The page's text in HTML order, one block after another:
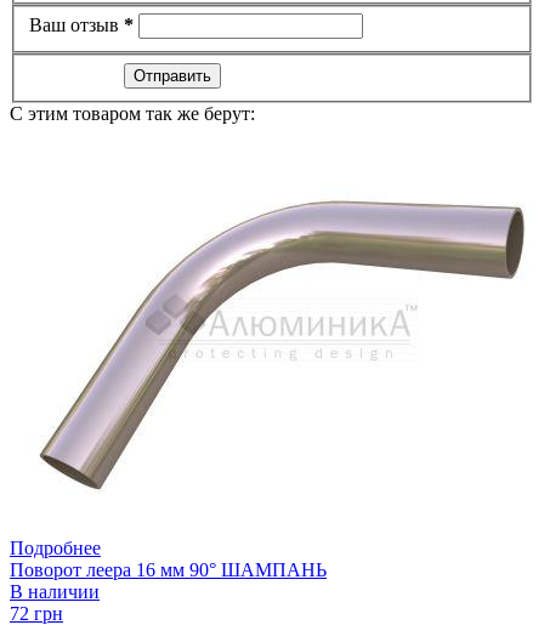
Ваш отзыв *
Отправить
C этим товаром так же берут:
Подробнее
Поворот леера 16 мм 90° ШАМПАНЬ
В наличии
72 грн